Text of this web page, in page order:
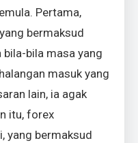
Pertama,
bermaksud
bila masa yang
masuk yang
lain, ia agak
itu, forex
yang bermaksud